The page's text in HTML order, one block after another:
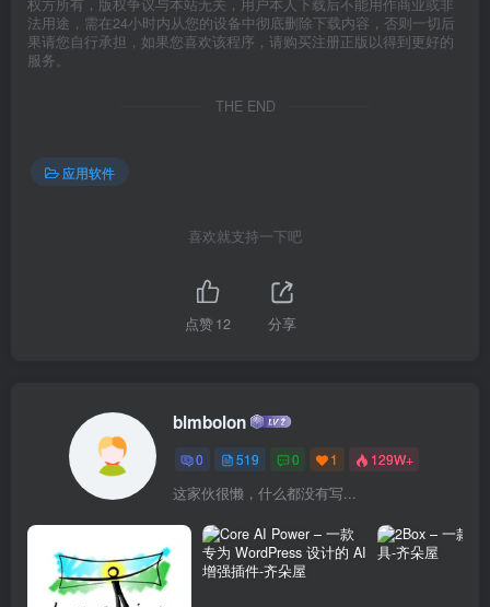
权方所有，版权争议与本站无关，用户本人下载后不能用作商业或非
法用途，需在24小时内从您的设备中彻底删除下载内容，否则一切后
果请您自行承担，如果您喜欢该程序，请购买注册正版以得到更好的
服务。
THE END
应用软件
喜欢就支持一下吧
点赞12 分享
blmbolon
0 519 0 1 129W+
这家伙很懒，什么都没有写...